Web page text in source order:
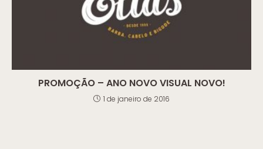
PROMOÇÃO – ANO NOVO VISUAL NOVO!
1 de janeiro de 2016